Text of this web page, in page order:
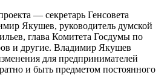
— секретарь Генсовета
Якушев, руководитель думской
глава Комитета Госдумы по
и другие. Владимир Якушев
для предпринимателей
и быть предметом постоянного